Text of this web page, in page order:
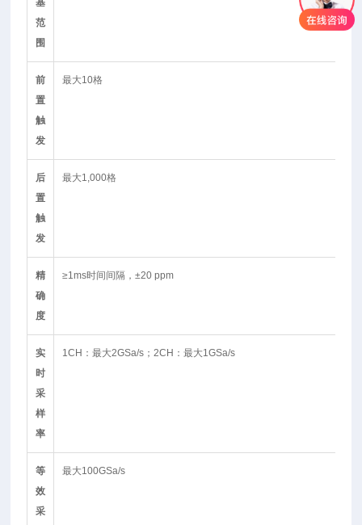
基
范
围
前
置
触
发
最大10格
后
置
触
发
最大1,000格
精
确
度
≥1ms时间间隔，±20 ppm
实
时
采
样
率
1CH：最大2GSa/s；2CH：最大1GSa/s
等
效
采
最大100GSa/s